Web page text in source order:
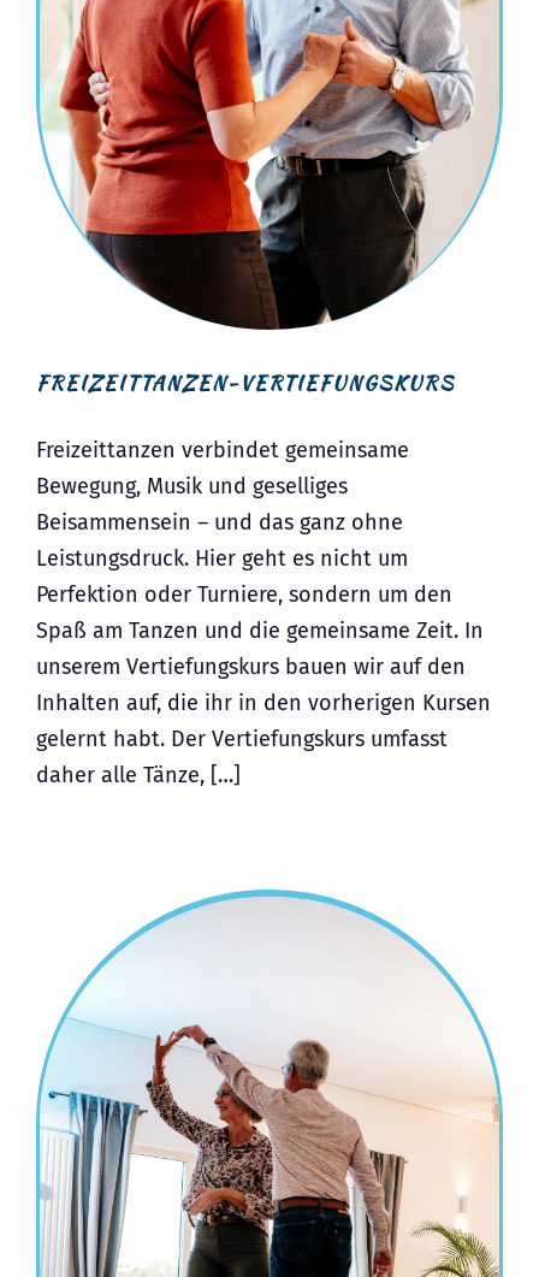
FREIZEITTANZEN-VERTIEFUNGSKURS
Freizeittanzen verbindet gemeinsame
Bewegung, Musik und geselliges
Beisammensein – und das ganz ohne
Leistungsdruck. Hier geht es nicht um
Perfektion oder Turniere, sondern um den
Spaß am Tanzen und die gemeinsame Zeit. In
unserem Vertiefungskurs bauen wir auf den
Inhalten auf, die ihr in den vorherigen Kursen
gelernt habt. Der Vertiefungskurs umfasst
daher alle Tänze, […]